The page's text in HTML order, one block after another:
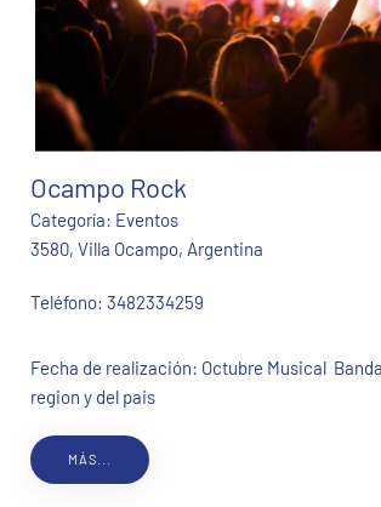
Ocampo Rock
Categoría: Eventos
3580, Villa Ocampo, Argentina
Teléfono: 3482334259
Fecha de realización: Octubre Musical
region y del pais
MÁS...